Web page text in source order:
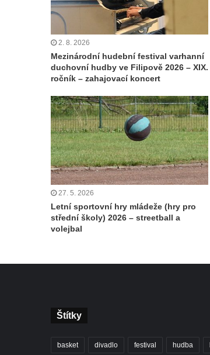
2. 8. 2026
Mezinárodní hudební festival varhanní
duchovní hudby ve Filipově 2026 – XIX.
ročník – zahajovací koncert
27. 5. 2026
Letní sportovní hry mládeže (hry pro
střední školy) 2026 – streetball a
volejbal
Štítky
basket divadlo festival hudba